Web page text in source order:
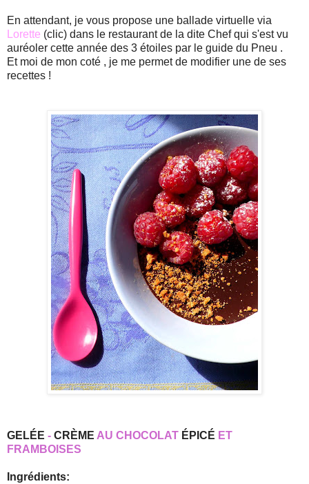
En attendant, je vous propose une ballade virtuelle via
Lorette (clic) dans le restaurant de la dite Chef qui s'est vu
auréoler cette année des 3 étoiles par le guide du Pneu .
Et moi de mon coté , je me permet de modifier une de ses
recettes !
GELÉE - CRÈME AU CHOCOLAT ÉPICÉ ET
FRAMBOISES
Ingrédients: